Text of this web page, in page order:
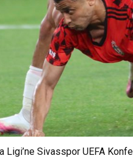
Ligi’ne Sivasspor UEFA